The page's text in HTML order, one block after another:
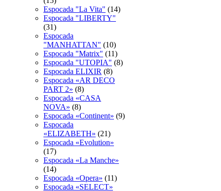
Espocada "La Vita" (14)
Espocada "LIBERTY"
(31)
Espocada
"MANHATTAN" (10)
Espocada "Matrix" (11)
Espocada "UTOPIA" (8)
Espocada ELIXIR (8)
Espocada «AR DECO
PART 2» (8)
Espocada «CASA
NOVA» (8)
Espocada «Continent» (9)
Espocada
«ELIZABETH» (21)
Espocada «Evolution»
(17)
Espocada «La Manche»
(14)
Espocada «Opera» (11)
Espocada «SELECT»